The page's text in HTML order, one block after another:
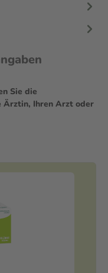
Sie die
Ärztin, Ihren Arzt oder